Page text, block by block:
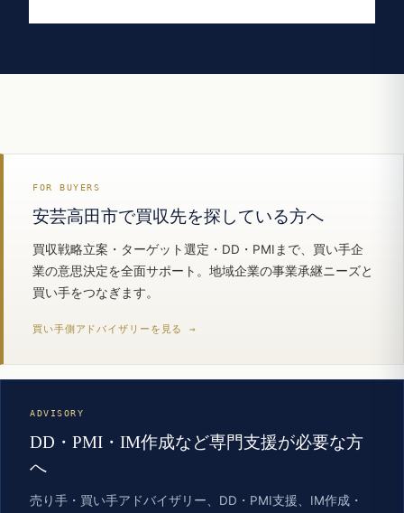
FOR BUYERS
安芸高田市で買収先を探している方へ
買収戦略立案・ターゲット選定・DD・PMIまで、買い手企
業の意思決定を全面サポート。地域企業の事業承継ニーズと
買い手をつなぎます。
買い手側アドバイザリーを見る →
ADVISORY
DD・PMI・IM作成など専門支援が必要な方
へ
売り手・買い手アドバイザリー、DD・PMI支援、IM作成・